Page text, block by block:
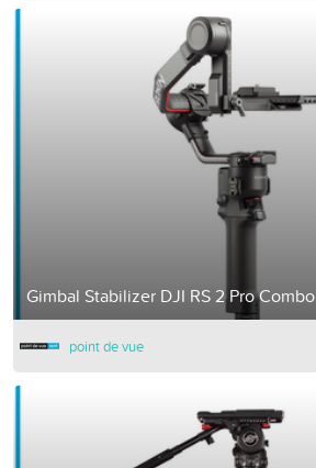
Gimbal Stabilizer DJI RS 2 Pro Combo
point de vue